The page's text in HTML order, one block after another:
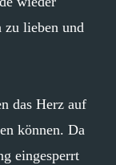
zu lieben und
das Herz auf
können. Da
eingesperrt